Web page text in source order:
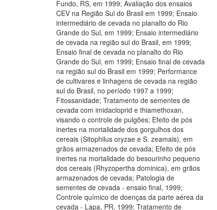
Fundo, RS, em 1999; Avaliação dos ensaios
CEV na Região Sul do Brasil em 1999; Ensaio
intermediário de cevada no planalto do Rio
Grande do Sul, em 1999; Ensaio intermediário
de cevada na região sul do Brasil, em 1999;
Ensaio final de cevada no planalto do Rio
Grande do Sul, em 1999; Ensaio final de cevada
na região sul do Brasil em 1999; Performance
de cultivares e linhagens de cevada na região
sul do Brasil, no período 1997 a 1999;
Fitossanidade; Tratamento de sementes de
cevada com imidacloprid e thiamethoxan,
visando o controle de pulgões; Efeito de pós
inertes na mortalidade dos gorgulhos dos
cereais (Sitophilus oryzae e S. zeamais), em
grãos armazenados de cevada; Efeito de pós
inertes na mortalidade do besourinho pequeno
dos cereais (Rhyzopertha dominica), em grãos
armazenados de cevada; Patologia de
sementes de cevada - ensaio final, 1999;
Controle químico de doenças da parte aérea da
cevada - Lapa, PR, 1999; Tratamento de